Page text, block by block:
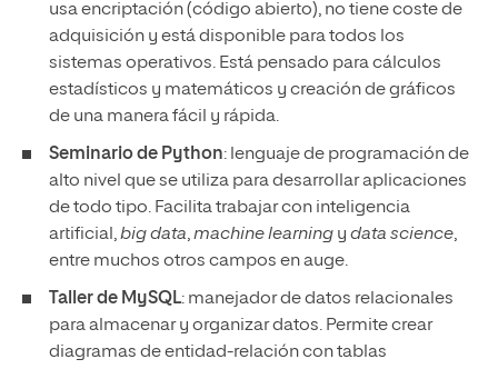
usa encriptación (código abierto), no tiene coste de
adquisición y está disponible para todos los
sistemas operativos. Está pensado para cálculos
estadísticos y matemáticos y creación de gráficos
de una manera fácil y rápida.
Seminario de Python: lenguaje de programación de
alto nivel que se utiliza para desarrollar aplicaciones
de todo tipo. Facilita trabajar con inteligencia
artificial,big data,machine learning y data science,
entre muchos otros campos en auge.
Taller de MySQL: manejador de datos relacionales
para almacenar y organizar datos. Permite crear
diagramas de entidad-relación con tablas